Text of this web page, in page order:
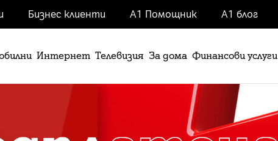
Бизнес клиенти А1 Помощник А1 блог
Интернет Телевизия За дома Финансови услуги